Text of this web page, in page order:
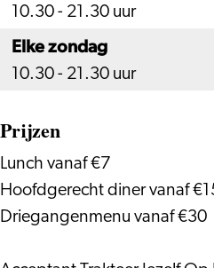
10.30 - 21.30 uur
Elke zondag
10.30 - 21.30 uur
Prijzen
Lunch vanaf €7
Hoofdgerecht diner vanaf
Driegangenmenu vanaf €30